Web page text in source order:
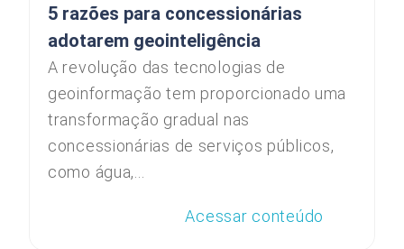
5 razões para concessionárias
adotarem geointeligência
A revolução das tecnologias de
geoinformação tem proporcionado uma
transformação gradual nas
concessionárias de serviços públicos,
como água,...
Acessar conteúdo